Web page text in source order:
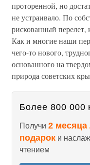
проторенной, но
не устраивало. По
рискованный перелет,
Как и многие наши
чего-то нового,
основанного на
природа советских
Более 800 000
Получи 2 месяца
подарок и
чтением